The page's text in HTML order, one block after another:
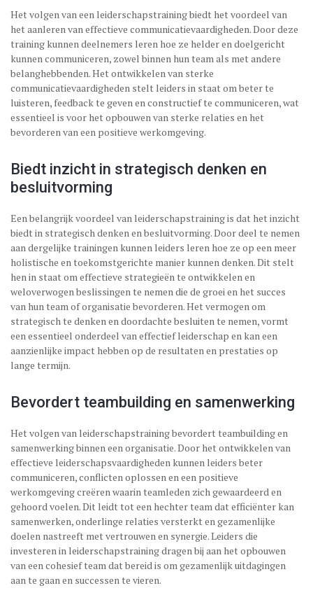
Het volgen van een leiderschapstraining biedt het voordeel van
het aanleren van effectieve communicatievaardigheden. Door deze
training kunnen deelnemers leren hoe ze helder en doelgericht
kunnen communiceren, zowel binnen hun team als met andere
belanghebbenden. Het ontwikkelen van sterke
communicatievaardigheden stelt leiders in staat om beter te
luisteren, feedback te geven en constructief te communiceren, wat
essentieel is voor het opbouwen van sterke relaties en het
bevorderen van een positieve werkomgeving.
Biedt inzicht in strategisch denken en
besluitvorming
Een belangrijk voordeel van leiderschapstraining is dat het inzicht
biedt in strategisch denken en besluitvorming. Door deel te nemen
aan dergelijke trainingen kunnen leiders leren hoe ze op een meer
holistische en toekomstgerichte manier kunnen denken. Dit stelt
hen in staat om effectieve strategieën te ontwikkelen en
weloverwogen beslissingen te nemen die de groei en het succes
van hun team of organisatie bevorderen. Het vermogen om
strategisch te denken en doordachte besluiten te nemen, vormt
een essentieel onderdeel van effectief leiderschap en kan een
aanzienlijke impact hebben op de resultaten en prestaties op
lange termijn.
Bevordert teambuilding en samenwerking
Het volgen van leiderschapstraining bevordert teambuilding en
samenwerking binnen een organisatie. Door het ontwikkelen van
effectieve leiderschapsvaardigheden kunnen leiders beter
communiceren, conflicten oplossen en een positieve
werkomgeving creëren waarin teamleden zich gewaardeerd en
gehoord voelen. Dit leidt tot een hechter team dat efficiënter kan
samenwerken, onderlinge relaties versterkt en gezamenlijke
doelen nastreeft met vertrouwen en synergie. Leiders die
investeren in leiderschapstraining dragen bij aan het opbouwen
van een cohesief team dat bereid is om gezamenlijk uitdagingen
aan te gaan en successen te vieren.